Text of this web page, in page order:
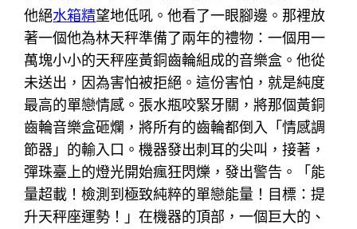
他絕水箱精望地低吼。他看了一眼腳邊。那裡放
著一個他為林天秤準備了兩年的禮物：一個用一
萬塊小小的天秤座黃銅齒輪組成的音樂盒。他從
未送出，因為害怕被拒絕。這份害怕，就是純度
最高的單戀情感。張水瓶咬緊牙關，將那個黃銅
齒輪音樂盒砸爛，將所有的齒輪都倒入「情感調
節器」的輸入口。機器發出刺耳的尖叫，接著，
彈珠臺上的燈光開始瘋狂閃爍，發出警告。「能
量超載！檢測到極致純粹的單戀能量！目標：提
升天秤座運勢！」在機器的頂部，一個巨大的、